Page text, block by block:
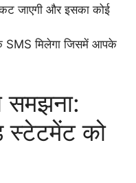
जाएगी और इसका कोई
SMS मिलेगा जिसमें आपके
समझना:
स्टेटमेंट को